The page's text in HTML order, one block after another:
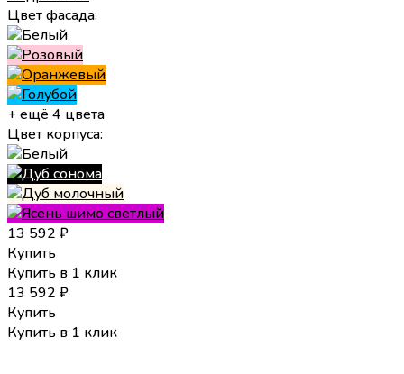
Цвет фасада:
+ ещё 4 цвета
Цвет корпуса:
13 592 ₽
Купить
Купить в 1 клик
13 592 ₽
Купить
Купить в 1 клик